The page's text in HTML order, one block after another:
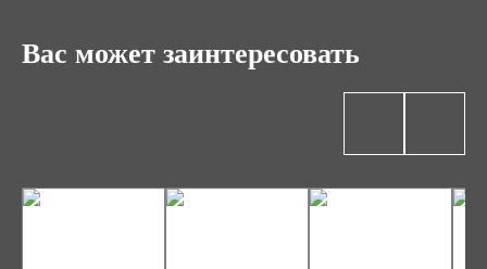
Вас может заинтересовать